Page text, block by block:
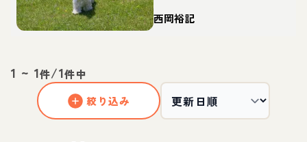
カースパニエルってど
んな犬？性格・特徴・
西岡裕記
1 ~ 1件/1件中
絞り込み